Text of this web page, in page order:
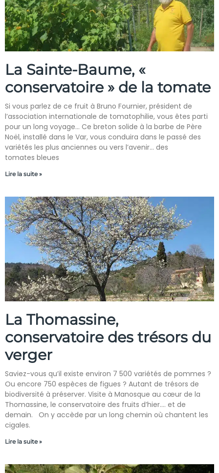
La Sainte-Baume, «
conservatoire » de la tomate
Si vous parlez de ce fruit à Bruno Fournier, président de
l’association internationale de tomatophilie, vous êtes parti
pour un long voyage… Ce breton solide à la barbe de Père
Noël, installé dans le Var, vous conduira dans le passé des
variétés les plus anciennes ou vers l’avenir… des
tomates bleues
Lire la suite »
La Thomassine,
conservatoire des trésors du
verger
Saviez-vous qu’il existe environ 7 500 variétés de pommes ?
Ou encore 750 espèces de figues ? Autant de trésors de
biodiversité à préserver. Visite à Manosque au cœur de la
Thomassine, le conservatoire des fruits d’hier…. et de
demain. On y accède par un long chemin où chantent les
cigales.
Lire la suite »